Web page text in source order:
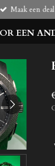
EEN
Maak een